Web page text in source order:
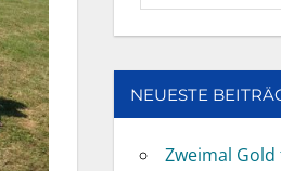
NEUESTE
Zweimal